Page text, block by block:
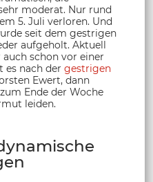
moderat. Nur rund
5. Juli verloren. Und
seit dem gestrigen
aufgeholt. Aktuell
schon vor einer
es nach der gestrigen
Ewert, dann
Ende der Woche
leiden.